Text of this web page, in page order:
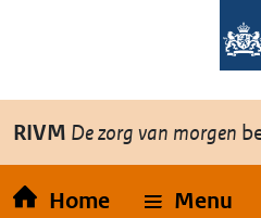
Overslaan en naar de inhoud gaan
RIVM De zorg van morgen
Home Menu